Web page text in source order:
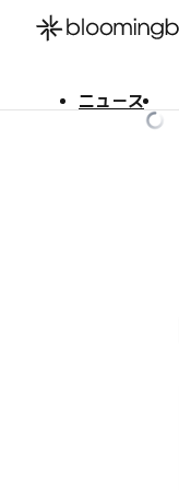
ニュース